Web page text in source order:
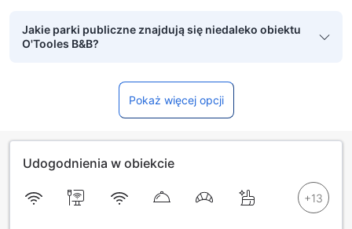
Jakie parki publiczne znajdują się niedaleko obiektu
O'Tooles B&B?
Pokaż więcej opcji
Udogodnienia w obiekcie